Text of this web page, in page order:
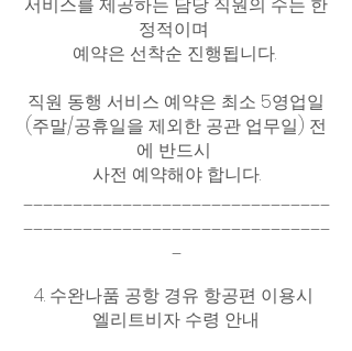
정적이며
예약은 선착순 진행됩니다.
직원 동행 서비스 예약은 최소 5영업일
(주말/공휴일을 제외한 공관 업무일) 전
에 반드시
사전 예약해야 합니다.
_______________________________
_______________________________
_
4. 수완나품 공항 경유 항공편 이용시
엘리트비자 수령 안내